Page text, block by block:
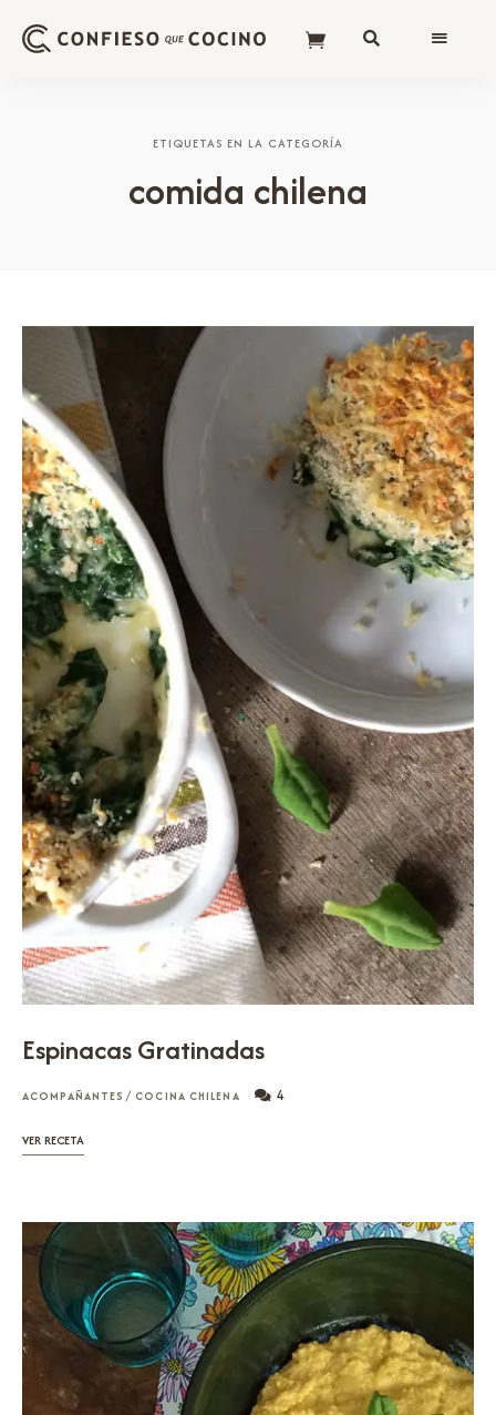
ETIQUETAS EN LA CATEGORÍA
comida chilena
Espinacas Gratinadas
ACOMPAÑANTES / COCINA CHILENA 4
VER RECETA